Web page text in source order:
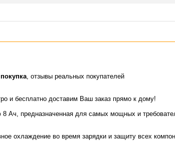
, отзывы реальных покупателей
и бесплатно доставим Ваш заказ прямо к дому!
Ач, предназначенная для самых мощных и
охлаждение во время зарядки и защиту всех